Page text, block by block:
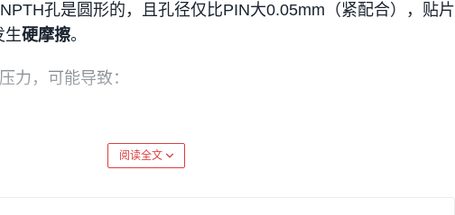
孔是圆形的，且孔径仅比PIN大0.05mm（紧配合），贴片
生硬摩擦。
力，可能导致：
阅读全文